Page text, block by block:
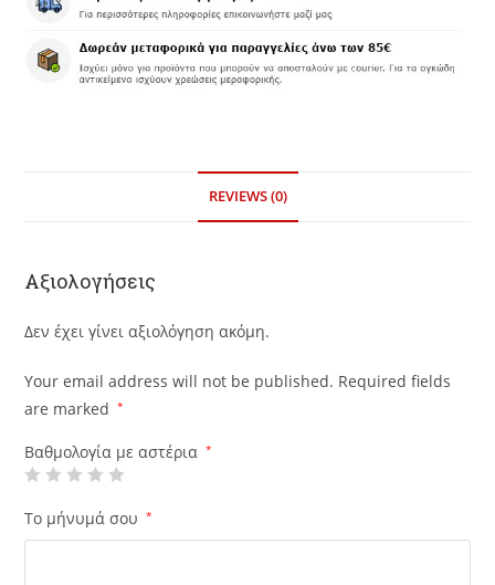
REVIEWS (0)
Αξιολογήσεις
Δεν έχει γίνει αξιολόγηση ακόμη.
Your email address will not be published. Required fields
are marked
*
Βαθμολογία με αστέρια *
Το μήνυμά σου *